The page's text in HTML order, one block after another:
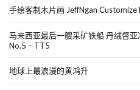
手绘客制木片画 JeffNgan
马来西亚最后一艘采矿铁船 丹绒督
No.5 – TT5
地球上最浪漫的黄鸿升